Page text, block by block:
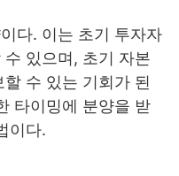
다. 이는 초기 투자자
있으며, 초기 자본
수 있는 기회가 된
타이밍에 분양을 받
이다.